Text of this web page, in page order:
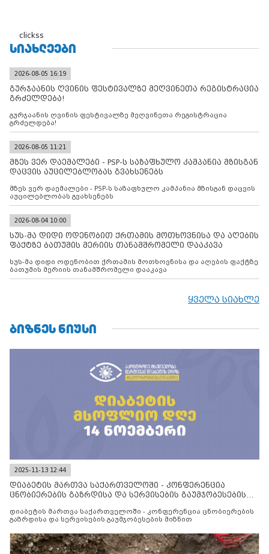
clickss
ᲡᲘᲐᲮᲚᲔᲔᲑᲘ
2026-08-05 16:19
გურჯაანის ღვინის ფესტივალზე მეღვინეთა რეგისტრაცია
გრძელდება!
გურჯაანის ღვინის ფესტივალზე მეღვინეთა რეგისტრაცია
გრძელდება!
2026-08-05 11:21
მზეს ვერ დაემალები - PSP-ს საზაფხულო კამპანია მზისგან
დაცვის აუცილებლობას გვახსენებს
მზეს ვერ დაემალები - PSP-ს საზაფხულო კამპანია მზისგან დაცვის
აუცილებლობას გვახსენებს
2026-08-04 10:00
სუს-მა დიდი ოდენობით ქრთამის მოთხოვნისა და აღების
ფაქტზე ბათუმის მერიის თანამშრომელი დააკავა
სუს-მა დიდი ოდენობით ქრთამის მოთხოვნისა და აღების ფაქტზე
ბათუმის მერიის თანამშრომელი დააკავა
ყველა სიახლე
ᲑᲘᲖᲜᲔᲡ ᲜᲘᲣᲡᲘ
2025-11-13 12:44
დიაბეტის მართვა საქართველოში - კონფერენცია
ცნობიერების გაზრდისა და სერვისების გაუმჯობესების
დიაბეტის მართვა საქართველოში - კონფერენცია ცნობიერების
გაზრდისა და სერვისების გაუმჯობესების მიზნით